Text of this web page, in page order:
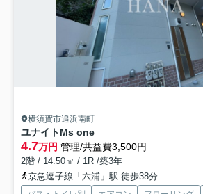
横須賀市追浜南町
ユナイトMs one
4.7万円 管理/共益費3,500円
2階 / 14.50㎡ / 1R /築3年
京急逗子線「六浦」駅 徒歩38分